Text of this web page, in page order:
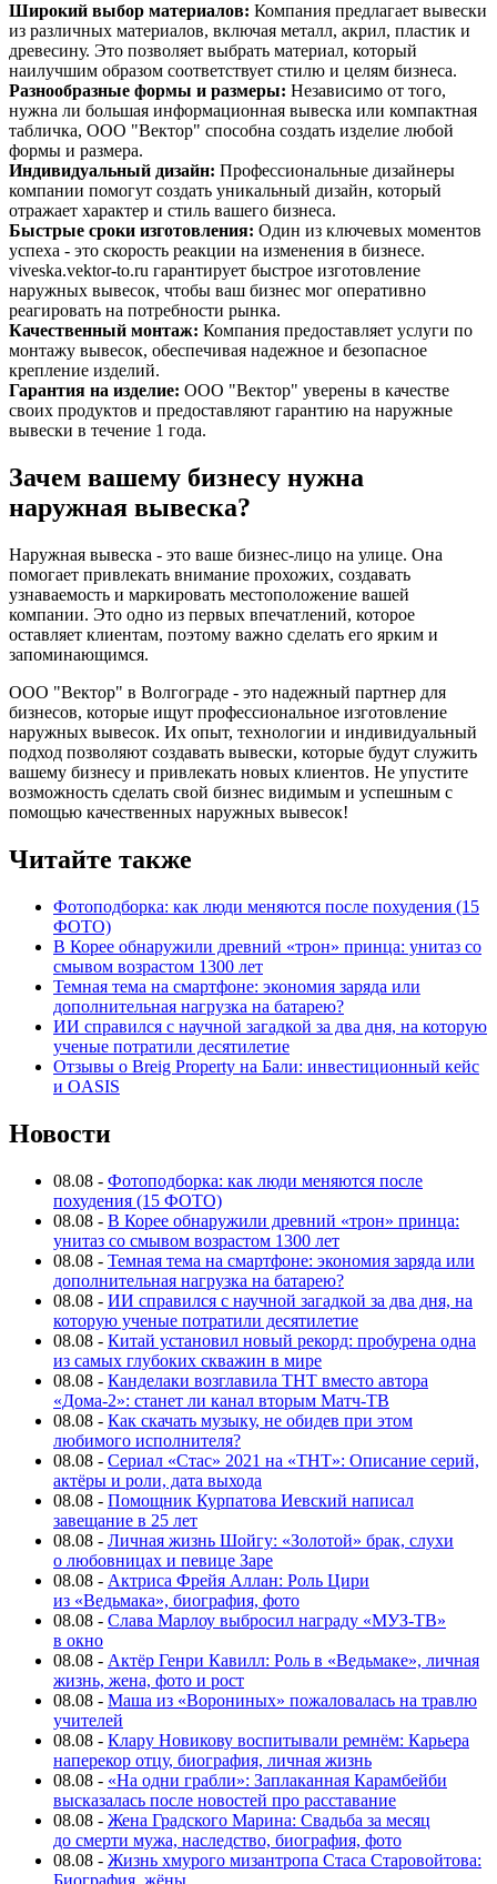
Широкий выбор материалов: Компания предлагает вывески
из различных материалов, включая металл, акрил, пластик и
древесину. Это позволяет выбрать материал, который
наилучшим образом соответствует стилю и целям бизнеса.
Разнообразные формы и размеры: Независимо от того,
нужна ли большая информационная вывеска или компактная
табличка, ООО "Вектор" способна создать изделие любой
формы и размера.
Индивидуальный дизайн: Профессиональные дизайнеры
компании помогут создать уникальный дизайн, который
отражает характер и стиль вашего бизнеса.
Быстрые сроки изготовления: Один из ключевых моментов
успеха - это скорость реакции на изменения в бизнесе.
viveska.vektor-to.ru гарантирует быстрое изготовление
наружных вывесок, чтобы ваш бизнес мог оперативно
реагировать на потребности рынка.
Качественный монтаж: Компания предоставляет услуги по
монтажу вывесок, обеспечивая надежное и безопасное
крепление изделий.
Гарантия на изделие: ООО "Вектор" уверены в качестве
своих продуктов и предоставляют гарантию на наружные
вывески в течение 1 года.
Зачем вашему бизнесу нужна
наружная вывеска?
Наружная вывеска - это ваше бизнес-лицо на улице. Она
помогает привлекать внимание прохожих, создавать
узнаваемость и маркировать местоположение вашей
компании. Это одно из первых впечатлений, которое
оставляет клиентам, поэтому важно сделать его ярким и
запоминающимся.
ООО "Вектор" в Волгограде - это надежный партнер для
бизнесов, которые ищут профессиональное изготовление
наружных вывесок. Их опыт, технологии и индивидуальный
подход позволяют создавать вывески, которые будут служить
вашему бизнесу и привлекать новых клиентов. Не упустите
возможность сделать свой бизнес видимым и успешным с
помощью качественных наружных вывесок!
Читайте также
Фотоподборка: как люди меняются после похудения (15
ФОТО)
В Корее обнаружили древний «трон» принца: унитаз со
смывом возрастом 1300 лет
Темная тема на смартфоне: экономия заряда или
дополнительная нагрузка на батарею?
ИИ справился с научной загадкой за два дня, на которую
ученые потратили десятилетие
Отзывы о Breig Property на Бали: инвестиционный кейс
и OASIS
Новости
08.08 - Фотоподборка: как люди меняются после
похудения (15 ФОТО)
08.08 - В Корее обнаружили древний «трон» принца:
унитаз со смывом возрастом 1300 лет
08.08 - Темная тема на смартфоне: экономия заряда или
дополнительная нагрузка на батарею?
08.08 - ИИ справился с научной загадкой за два дня, на
которую ученые потратили десятилетие
08.08 - Китай установил новый рекорд: пробурена одна
из самых глубоких скважин в мире
08.08 - Канделаки возглавила ТНТ вместо автора
«Дома-2»: станет ли канал вторым Матч-ТВ
08.08 - Как скачать музыку, не обидев при этом
любимого исполнителя?
08.08 - Сериал «Стас» 2021 на «ТНТ»: Описание серий,
актёры и роли, дата выхода
08.08 - Помощник Курпатова Иевский написал
завещание в 25 лет
08.08 - Личная жизнь Шойгу: «Золотой» брак, слухи
о любовницах и певице Заре
08.08 - Актриса Фрейя Аллан: Роль Цири
из «Ведьмака», биография, фото
08.08 - Слава Марлоу выбросил награду «МУЗ-ТВ»
в окно
08.08 - Актёр Генри Кавилл: Роль в «Ведьмаке», личная
жизнь, жена, фото и рост
08.08 - Маша из «Ворониных» пожаловалась на травлю
учителей
08.08 - Клару Новикову воспитывали ремнём: Карьера
наперекор отцу, биография, личная жизнь
08.08 - «На одни грабли»: Заплаканная Карамбейби
высказалась после новостей про расставание
08.08 - Жена Градского Марина: Свадьба за месяц
до смерти мужа, наследство, биография, фото
08.08 - Жизнь хмурого мизантропа Стаса Старовойтова:
Биография, жёны